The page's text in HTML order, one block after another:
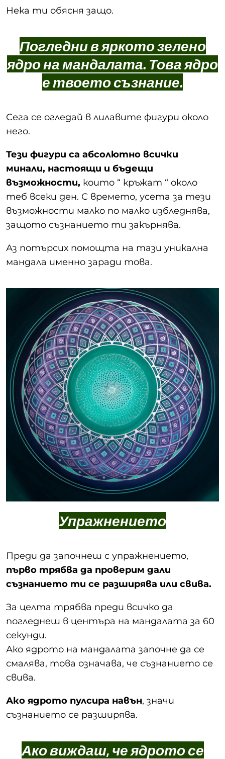
Нека ти обясня защо.
Погледни в яркото зелено
ядро на мандалата. Това ядро
е твоето съзнание.
Сега се огледай в лилавите фигури около
него.
Тези фигури са абсолютно всички
минали, настоящи и бъдещи
възможности, които “ кръжат “ около
теб всеки ден. С времето, усета за тези
възможности малко по малко избледнява,
защото съзнанието ти закърнява.
Аз потърсих помощта на тази уникална
мандала именно заради това.
Упражнението
Преди да започнеш с упражнението,
първо трябва да проверим дали
съзнанието ти се разширява или свива.
За целта трябва преди всичко да
погледнеш в центъра на мандалата за 60
секунди.
Ако ядрото на мандалата започне да се
смалява, това означава, че съзнанието се
свива.
Ако ядрото пулсира навън, значи
съзнанието се разширява.
Ако виждаш, че ядрото се